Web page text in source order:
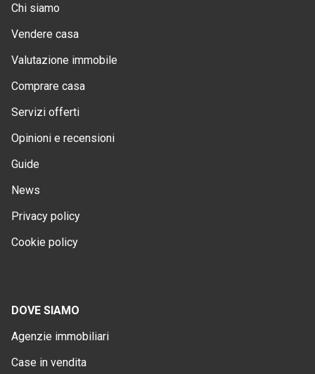
Chi siamo
Vendere casa
Valutazione immobile
Comprare casa
Servizi offerti
Opinioni e recensioni
Guide
News
Privacy policy
Cookie policy
DOVE SIAMO
Agenzie immobiliari
Case in vendita